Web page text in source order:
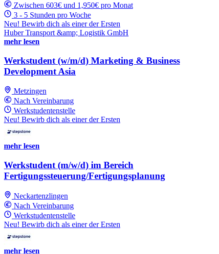
Zwischen 603€ und 1,950€ pro Monat
3 - 5 Stunden pro Woche
Neu! Bewirb dich als einer der Ersten
Huber Transport &amp; Logistik GmbH
mehr lesen
Werkstudent (w/m/d) Marketing & Business
Development Asia
Metzingen
Nach Vereinbarung
Werkstudentenstelle
Neu! Bewirb dich als einer der Ersten
mehr lesen
Werkstudent (m/w/d) im Bereich
Fertigungssteuerung/Fertigungsplanung
Neckartenzlingen
Nach Vereinbarung
Werkstudentenstelle
Neu! Bewirb dich als einer der Ersten
mehr lesen